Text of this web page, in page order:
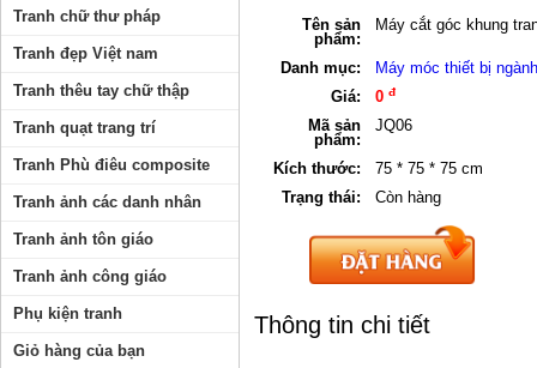
Tên sản
phẩm:
Máy cắt góc khung
Danh mục:
Máy móc thiết bị
Giá:
0 đ
Mã sản
phẩm:
JQ06
Kích thước:
75 * 75 * 75 cm
Trạng thái:
Còn hàng
Thông tin chi tiết
Tranh chữ thư pháp
Tranh đẹp Việt nam
Tranh thêu tay chữ thập
Tranh quạt trang trí
Tranh Phù điêu composite
Tranh ảnh các danh nhân
Tranh ảnh tôn giáo
Tranh ảnh công giáo
Phụ kiện tranh
Giỏ hàng của bạn